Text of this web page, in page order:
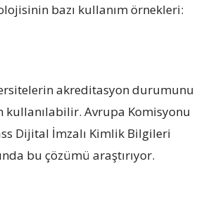
bazı kullanım örnekleri:
akreditasyon durumunu
kullanılabilir. Avrupa Komisyonu
Dijital İmzalı Kimlik Bilgileri
bu çözümü araştırıyor.